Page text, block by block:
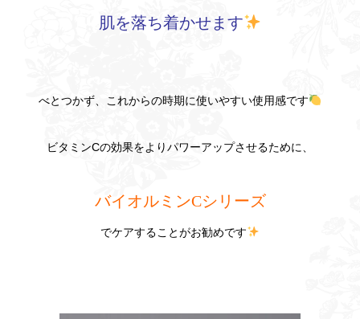
肌を落ち着かせます
べとつかず、これからの時期に使いやすい使用感です
ビタミンCの効果をよりパワーアップさせるために、
バイオルミンCシリーズ
でケアすることがお勧めです